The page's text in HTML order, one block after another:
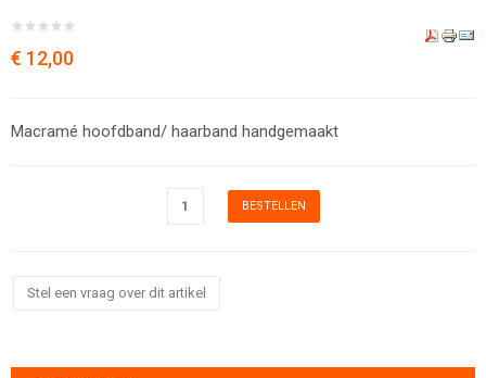
€ 12,00
Macramé hoofdband/ haarband handgemaakt
Stel een vraag over dit artikel